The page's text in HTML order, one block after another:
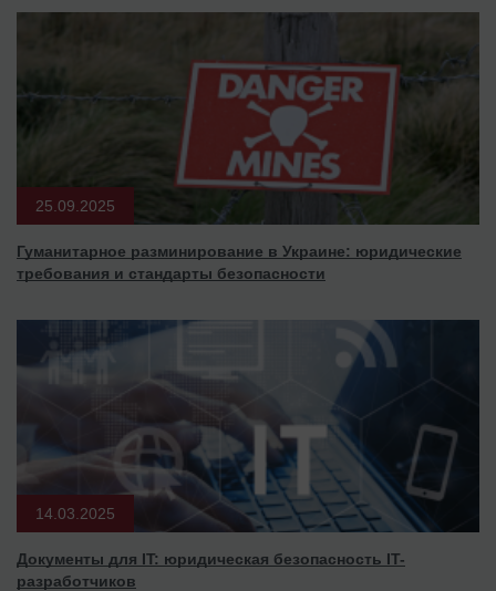
25.09.2025
Гуманитарное разминирование в Украине: юридические
требования и стандарты безопасности
14.03.2025
Документы для IT: юридическая безопасность IT-
разработчиков